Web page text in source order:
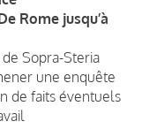
Rome jusqu’à
Sopra-Steria
une enquête
de faits éventuels